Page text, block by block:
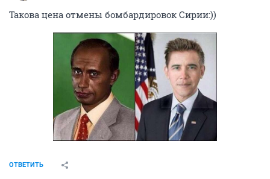
Такова цена отмены бомбардировок Сирии:))
ОТВЕТИТЬ